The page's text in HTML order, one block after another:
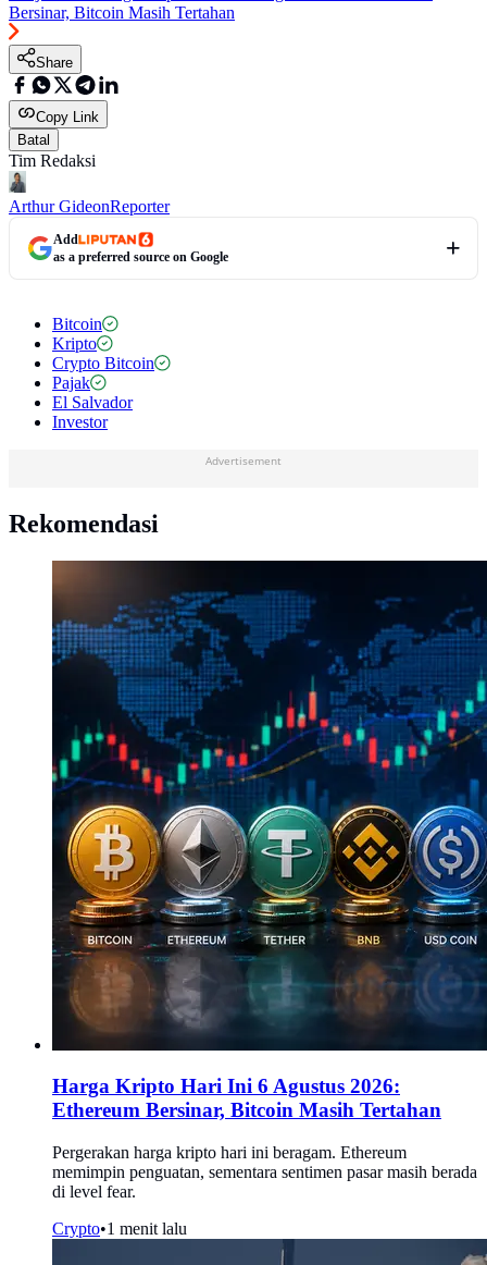
Bersinar, Bitcoin Masih Tertahan
Share
Copy Link
Batal
Tim Redaksi
Arthur GideonReporter
Add
as a preferred source on Google
Bitcoin
Kripto
Crypto Bitcoin
Pajak
El Salvador
Investor
Advertisement
Rekomendasi
Harga Kripto Hari Ini 6 Agustus 2026:
Ethereum Bersinar, Bitcoin Masih Tertahan
Pergerakan harga kripto hari ini beragam. Ethereum
memimpin penguatan, sementara sentimen pasar masih berada
di level fear.
Crypto•1 menit lalu